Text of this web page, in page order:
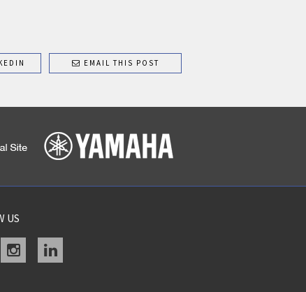
EMAIL THIS POST
US
instagramlinkedin